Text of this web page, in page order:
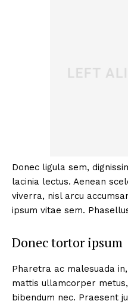
Donec ligula sem,
lacinia lectus. Aenean
viverra, nisl arcu
ipsum vitae sem.
Donec tortor ipsum
Pharetra ac malesuada
mattis ullamcorper
bibendum nec. Praesent